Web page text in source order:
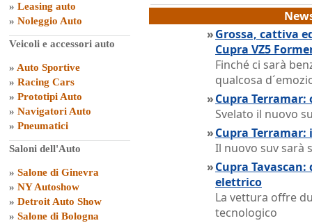
» Leasing auto
» Noleggio Auto
Veicoli e accessori auto
» Auto Sportive
» Racing Cars
» Prototipi Auto
» Navigatori Auto
» Pneumatici
Saloni dell'Auto
» Salone di Ginevra
» NY Autoshow
» Detroit Auto Show
» Salone di Bologna
»Grossa, cattiva
Cupra VZ5
Finché ci sarà
qualcosa
»Cupra
Svelato il nuovo
»Cupra
Il nuovo suv sarà
»Cupra
elettrico
La vettura offre
tecnologico